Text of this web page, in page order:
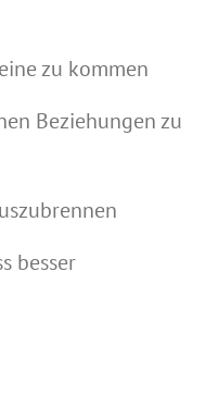
zu kommen
Beziehungen zu
besser